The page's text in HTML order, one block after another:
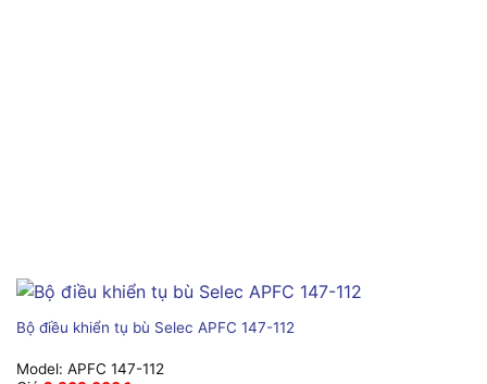
Bộ điều khiển tụ bù Selec APFC 147-112
Model: APFC 147-112